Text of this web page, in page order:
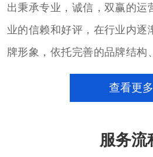
出秉承专业，诚信，双赢的运
业的信赖和好评，在行业内逐
牌形象，依托完善的品牌结构
定的大量货源的进口轴承销售
心态，通过完善的销售服务体
强沟通、加深了解，为用户提
查看更多
服务流